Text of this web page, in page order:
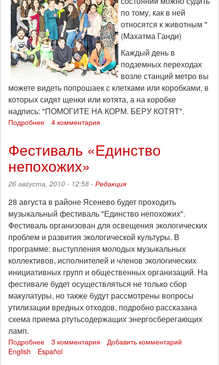
по тому, как в ней
относятся к животным "
(Махатма Ганди)
Каждый день в
подземных переходах
возле станций метро вы
можете видеть попрошаек с клетками или коробками, в
которых сидят щенки или котята, а на коробке
надпись: "ПОМОГИТЕ НА КОРМ. БЕРУ КОТЯТ".
Подробнее 4 комментария
Фестиваль «Единство
непохожих»
26 августа, 2010 - 12:58 - Редакция
28 августа в районе Ясенево будет проходить
музыкальный фестиваль "Единство непохожих".
Фестиваль организован для освещения экологических
проблем и развития экологической культуры. В
программе: выступления молодых музыкальных
коллективов, исполнителей и членов экологических
инициативных групп и общественных организаций. На
фестивале будет осуществляться не только сбор
макулатуры, но также будут рассмотрены вопросы
утилизации вредных отходов, подробно рассказана
схема приема ртутьсодержащих энергосберегающих
ламп.
Подробнее
Фестиваль
3 комментария
Добавить комментарий
English
Español